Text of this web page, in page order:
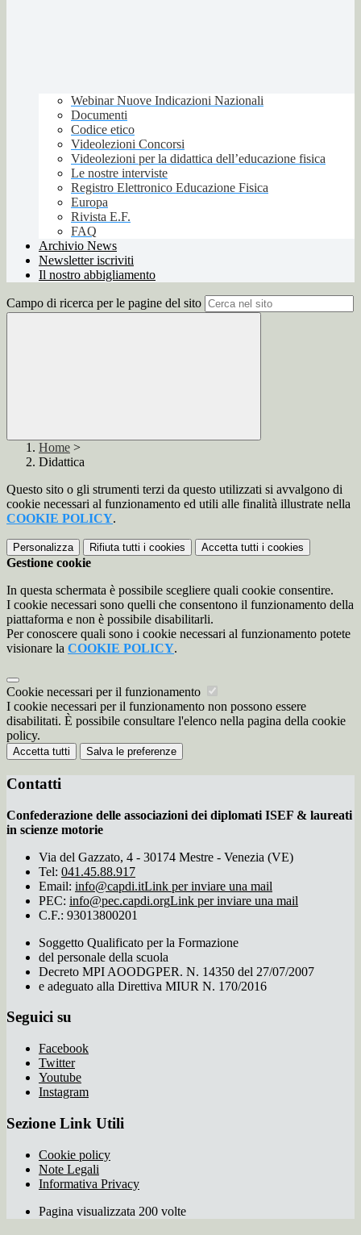
Webinar Nuove Indicazioni Nazionali
Documenti
Codice etico
Videolezioni Concorsi
Videolezioni per la didattica dell’educazione fisica
Le nostre interviste
Registro Elettronico Educazione Fisica
Europa
Rivista E.F.
FAQ
Archivio News
Newsletter iscriviti
Il nostro abbigliamento
Campo di ricerca per le pagine del sito
Home >
Didattica
Questo sito o gli strumenti terzi da questo utilizzati si avvalgono di
cookie necessari al funzionamento ed utili alle finalità illustrate nella
COOKIE POLICY.
Personalizza Rifiuta tutti i cookies Accetta tutti i cookies
Gestione cookie
In questa schermata è possibile scegliere quali cookie consentire.
I cookie necessari sono quelli che consentono il funzionamento della
piattaforma e non è possibile disabilitarli.
Per conoscere quali sono i cookie necessari al funzionamento potete
visionare la COOKIE POLICY.
Cookie necessari per il funzionamento
I cookie necessari per il funzionamento non possono essere
disabilitati. È possibile consultare l'elenco nella pagina della cookie
policy.
Accetta tutti Salva le preferenze
Contatti
Confederazione delle associazioni dei diplomati ISEF & laureati
in scienze motorie
Via del Gazzato, 4 - 30174 Mestre - Venezia (VE)
Tel: 041.45.88.917
Email: info@capdi.itLink per inviare una mail
PEC: info@pec.capdi.orgLink per inviare una mail
C.F.: 93013800201
Soggetto Qualificato per la Formazione
del personale della scuola
Decreto MPI AOODGPER. N. 14350 del 27/07/2007
e adeguato alla Direttiva MIUR N. 170/2016
Seguici su
Facebook
Twitter
Youtube
Instagram
Sezione Link Utili
Cookie policy
Note Legali
Informativa Privacy
Pagina visualizzata 200 volte